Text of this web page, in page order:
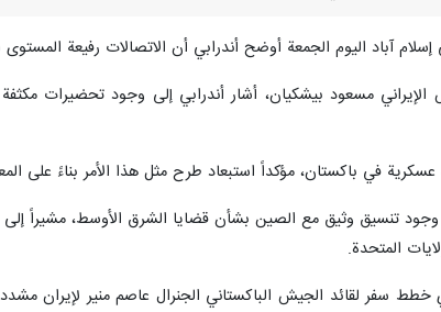
آباد اليوم الجمعة أوضح أندرابي أن الاتصالات رفيعة المستوى
الإيراني مسعود بيشكيان، أشار أندرابي إلى وجود تحضيرات
في باكستان، مؤكداً استبعاد طرح مثل هذا الأمر بناءً على
وجود تنسيق وثيق مع الصين بشأن قضايا الشرق الأوسط، مشيراً
المتحدة.
سفر لقائد الجيش الباكستاني الجنرال عاصم منير لإيران